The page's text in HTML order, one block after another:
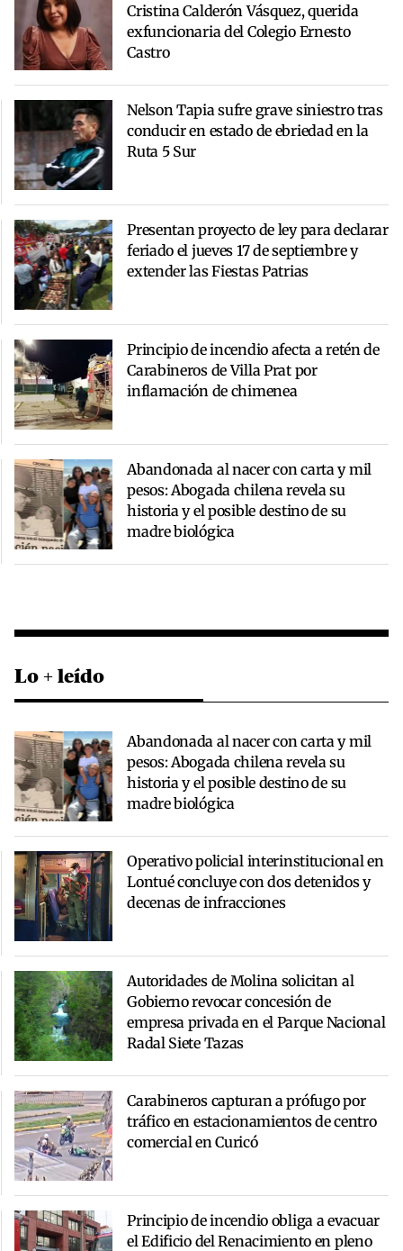
Cristina Calderón Vásquez, querida
exfuncionaria del Colegio Ernesto
Castro
Nelson Tapia sufre grave siniestro tras
conducir en estado de ebriedad en la
Ruta 5 Sur
Presentan proyecto de ley para declarar
feriado el jueves 17 de septiembre y
extender las Fiestas Patrias
Principio de incendio afecta a retén de
Carabineros de Villa Prat por
inflamación de chimenea
Abandonada al nacer con carta y mil
pesos: Abogada chilena revela su
historia y el posible destino de su
madre biológica
Lo + leído
Abandonada al nacer con carta y mil
pesos: Abogada chilena revela su
historia y el posible destino de su
madre biológica
Operativo policial interinstitucional en
Lontué concluye con dos detenidos y
decenas de infracciones
Autoridades de Molina solicitan al
Gobierno revocar concesión de
empresa privada en el Parque Nacional
Radal Siete Tazas
Carabineros capturan a prófugo por
tráfico en estacionamientos de centro
comercial en Curicó
Principio de incendio obliga a evacuar
el Edificio del Renacimiento en pleno